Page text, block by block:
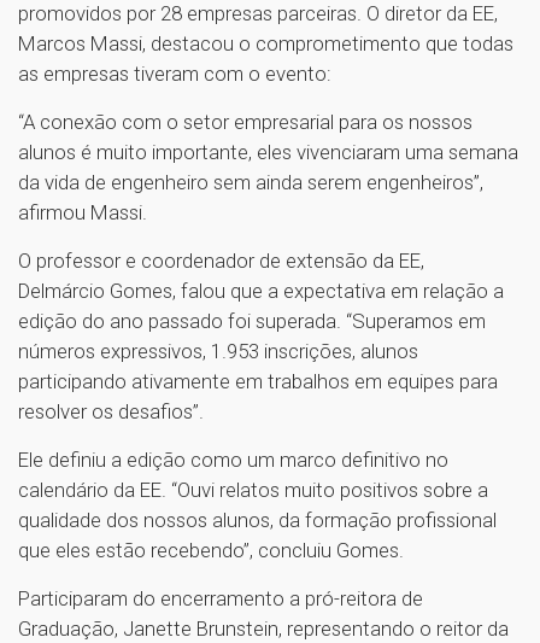
promovidos por 28 empresas parceiras. O diretor da EE,
Marcos Massi, destacou o comprometimento que todas
as empresas tiveram com o evento:
“A conexão com o setor empresarial para os nossos
alunos é muito importante, eles vivenciaram uma semana
da vida de engenheiro sem ainda serem engenheiros”,
afirmou Massi.
O professor e coordenador de extensão da EE,
Delmárcio Gomes, falou que a expectativa em relação a
edição do ano passado foi superada. “Superamos em
números expressivos, 1.953 inscrições, alunos
participando ativamente em trabalhos em equipes para
resolver os desafios”.
Ele definiu a edição como um marco definitivo no
calendário da EE. “Ouvi relatos muito positivos sobre a
qualidade dos nossos alunos, da formação profissional
que eles estão recebendo”, concluiu Gomes.
Participaram do encerramento a pró-reitora de
Graduação, Janette Brunstein, representando o reitor da